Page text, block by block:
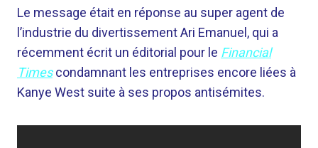
Le message était en réponse au super agent de
l’industrie du divertissement Ari Emanuel, qui a
récemment écrit un éditorial pour le Financial
Timescondamnant les entreprises encore liées à
Kanye West suite à ses propos antisémites.